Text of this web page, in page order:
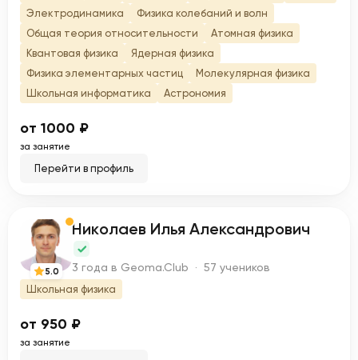
Электродинамика
Физика колебаний и волн
Общая теория относительности
Атомная физика
Квантовая физика
Ядерная физика
Физика элементарных частиц
Молекулярная физика
Школьная информатика
Астрономия
от 1000 ₽
за занятие
Перейти в профиль
Н
5.0
Никoлaeв Илья Александрович
3 года в Geoma.Club · 57 учеников
Школьная физика
от 950 ₽
за занятие